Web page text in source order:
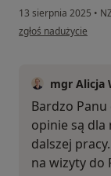
13 sierpnia 2025 •
w opinii użytkownika
zgłoś nadużycie
mgr Alicja
Bardzo Panu
opinie są
dalszej
na wizyty do